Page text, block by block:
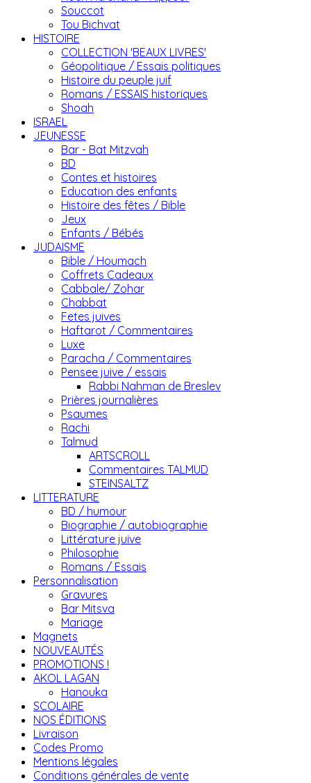
Souccot
Tou Bichvat
HISTOIRE
COLLECTION 'BEAUX LIVRES'
Géopolitique / Essais politiques
Histoire du peuple juif
Romans / ESSAIS historiques
Shoah
ISRAEL
JEUNESSE
Bar - Bat Mitzvah
BD
Contes et histoires
Education des enfants
Histoire des fêtes / Bible
Jeux
Enfants / Bébés
JUDAISME
Bible / Houmach
Coffrets Cadeaux
Cabbale/ Zohar
Chabbat
Fetes juives
Haftarot / Commentaires
Luxe
Paracha / Commentaires
Pensee juive / essais
Rabbi Nahman de Breslev
Prières journalières
Psaumes
Rachi
Talmud
ARTSCROLL
Commentaires TALMUD
STEINSALTZ
LITTERATURE
BD / humour
Biographie / autobiographie
Littérature juive
Philosophie
Romans / Essais
Personnalisation
Gravures
Bar Mitsva
Mariage
Magnets
NOUVEAUTÉS
PROMOTIONS !
AKOL LAGAN
Hanouka
SCOLAIRE
NOS ÉDITIONS
Livraison
Codes Promo
Mentions légales
Conditions générales de vente